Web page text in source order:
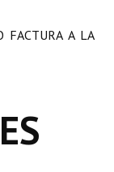
FACTURA A LA